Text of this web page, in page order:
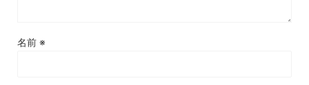
名前 ※